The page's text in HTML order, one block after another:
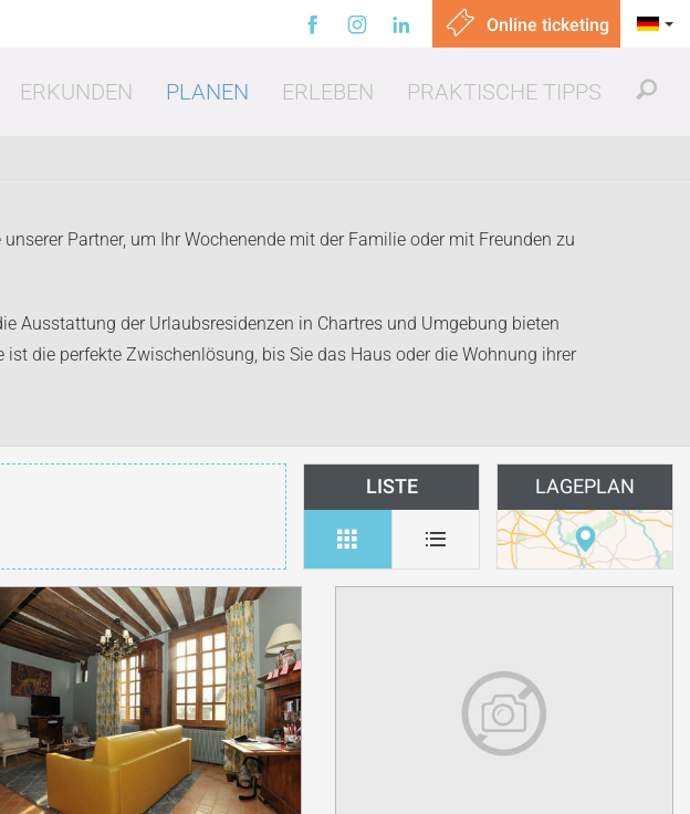
Online ticketing
ERKUNDEN PLANEN ERLEBEN
Essen gehen
PRAKTISCHE TIPPS
Partner, um Ihr Wochenende mit der Familie oder mit Freunden zu
Ausstattung der Urlaubsresidenzen in Chartres und Umgebung bieten
die perfekte Zwischenlösung, bis Sie das Haus oder die Wohnung ihrer
LISTE LAGEPLAN